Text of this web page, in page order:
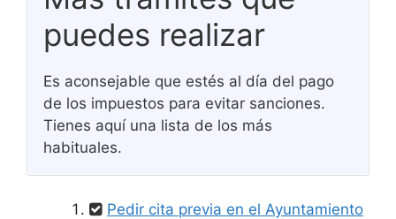
puedes realizar
Es aconsejable que estés al día del pago
de los impuestos para evitar sanciones.
Tienes aquí una lista de los más
habituales.
Pedir cita previa en el Ayuntamiento